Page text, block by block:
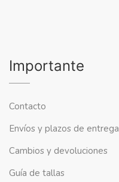
Importante
Contacto
Envíos y plazos de entrega
Cambios y devoluciones
Guía de tallas